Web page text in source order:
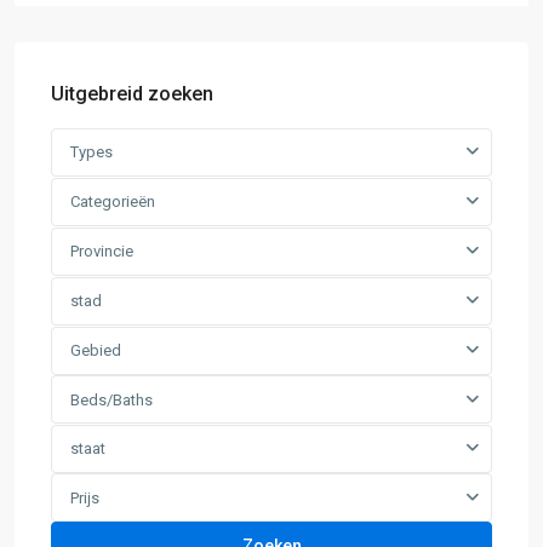
Uitgebreid zoeken
Types
Categorieën
Provincie
stad
Gebied
Beds/Baths
staat
Prijs